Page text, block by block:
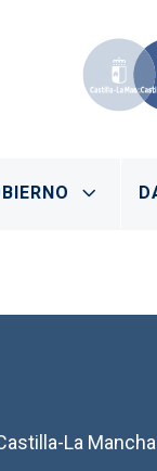
La